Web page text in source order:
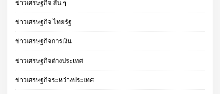
ข่าวเศรษฐกิจ สั้น ๆ
ข่าวเศรษฐกิจ ไทยรัฐ
ข่าวเศรษฐกิจการเงิน
ข่าวเศรษฐกิจต่างประเทศ
ข่าวเศรษฐกิจระหว่างประเทศ